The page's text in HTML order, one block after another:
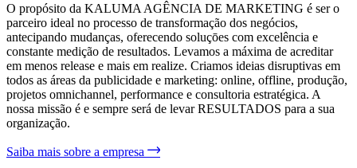
O propósito da KALUMA AGÊNCIA DE MARKETING é ser o
parceiro ideal no processo de transformação dos negócios,
antecipando mudanças, oferecendo soluçōes com excelência e
constante medição de resultados. Levamos a máxima de acreditar
em menos release e mais em realize. Criamos ideias disruptivas em
todos as áreas da publicidade e marketing: online, offline, produção,
projetos omnichannel, performance e consultoria estratégica. A
nossa missão é e sempre será de levar RESULTADOS para a sua
organização.
Saiba mais sobre a empresa